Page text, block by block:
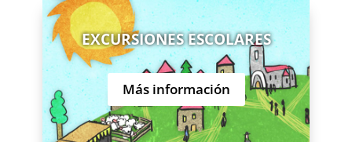
EXCURSIONES ESCOLARES
Más información